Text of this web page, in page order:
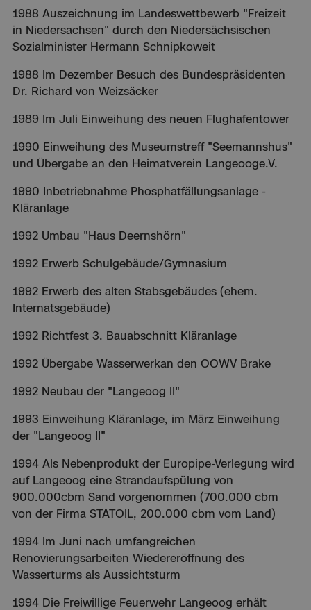
1988 Auszeichnung im Landeswettbewerb "Freizeit
in Niedersachsen" durch den Niedersächsischen
Sozialminister Hermann Schnipkoweit
1988 Im Dezember Besuch des Bundespräsidenten
Dr. Richard von Weizsäcker
1989 Im Juli Einweihung des neuen Flughafentower
1990 Einweihung des Museumstreff "Seemannshus"
und Übergabe an den Heimatverein Langeooge.V.
1990 Inbetriebnahme Phosphatfällungsanlage -
Kläranlage
1992 Umbau "Haus Deernshörn"
1992 Erwerb Schulgebäude/Gymnasium
1992 Erwerb des alten Stabsgebäudes (ehem.
Internatsgebäude)
1992 Richtfest 3. Bauabschnitt Kläranlage
1992 Übergabe Wasserwerkan den OOWV Brake
1992 Neubau der "Langeoog II"
1993 Einweihung Kläranlage, im März Einweihung
der "Langeoog II"
1994 Als Nebenprodukt der Europipe-Verlegung wird
auf Langeoog eine Strandaufspülung von
900.000cbm Sand vorgenommen (700.000 cbm
von der Firma STATOIL, 200.000 cbm vom Land)
1994 Im Juni nach umfangreichen
Renovierungsarbeiten Wiedereröffnung des
Wasserturms als Aussichtsturm
1994 Die Freiwillige Feuerwehr Langeoog erhält